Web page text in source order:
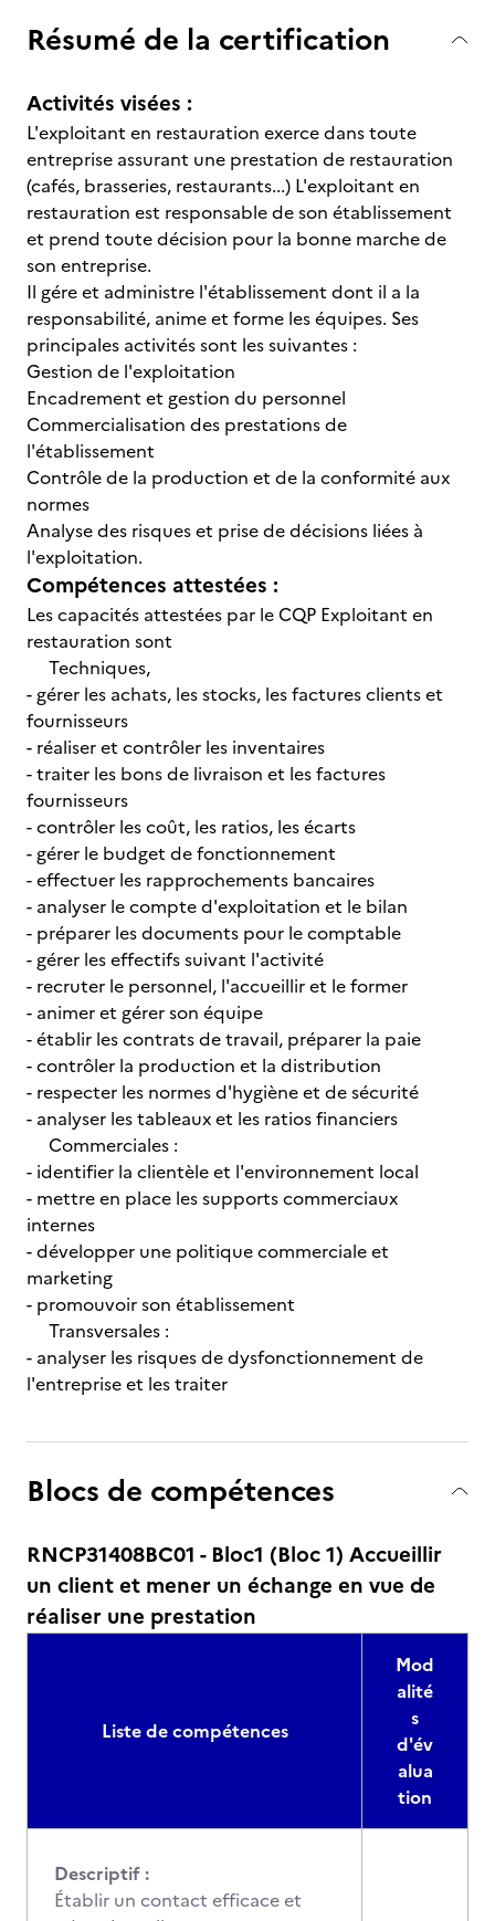
Résumé de la certification
Activités visées :
L'exploitant en restauration exerce dans toute
entreprise assurant une prestation de restauration
(cafés, brasseries, restaurants...) L'exploitant en
restauration est responsable de son établissement
et prend toute décision pour la bonne marche de
son entreprise.
Il gére et administre l'établissement dont il a la
responsabilité, anime et forme les équipes. Ses
principales activités sont les suivantes :
Gestion de l'exploitation
Encadrement et gestion du personnel
Commercialisation des prestations de
l'établissement
Contrôle de la production et de la conformité aux
normes
Analyse des risques et prise de décisions liées à
l'exploitation.
Compétences attestées :
Les capacités attestées par le CQP Exploitant en
restauration sont
Techniques,
- gérer les achats, les stocks, les factures clients et
fournisseurs
- réaliser et contrôler les inventaires
- traiter les bons de livraison et les factures
fournisseurs
- contrôler les coût, les ratios, les écarts
- gérer le budget de fonctionnement
- effectuer les rapprochements bancaires
- analyser le compte d'exploitation et le bilan
- préparer les documents pour le comptable
- gérer les effectifs suivant l'activité
- recruter le personnel, l'accueillir et le former
- animer et gérer son équipe
- établir les contrats de travail, préparer la paie
- contrôler la production et la distribution
- respecter les normes d'hygiène et de sécurité
- analyser les tableaux et les ratios financiers
Commerciales :
- identifier la clientèle et l'environnement local
- mettre en place les supports commerciaux
internes
- développer une politique commerciale et
marketing
- promouvoir son établissement
Transversales :
- analyser les risques de dysfonctionnement de
l'entreprise et les traiter
Blocs de compétences
RNCP31408BC01 - Bloc1 (Bloc 1) Accueillir
un client et mener un échange en vue de
réaliser une prestation
Liste de compétences
Mod
alité
s
d'év
alua
tion
Descriptif :
Établir un contact efficace et